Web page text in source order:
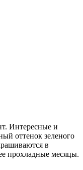
Интересные и
оттенок зеленого
в
прохладные месяцы.